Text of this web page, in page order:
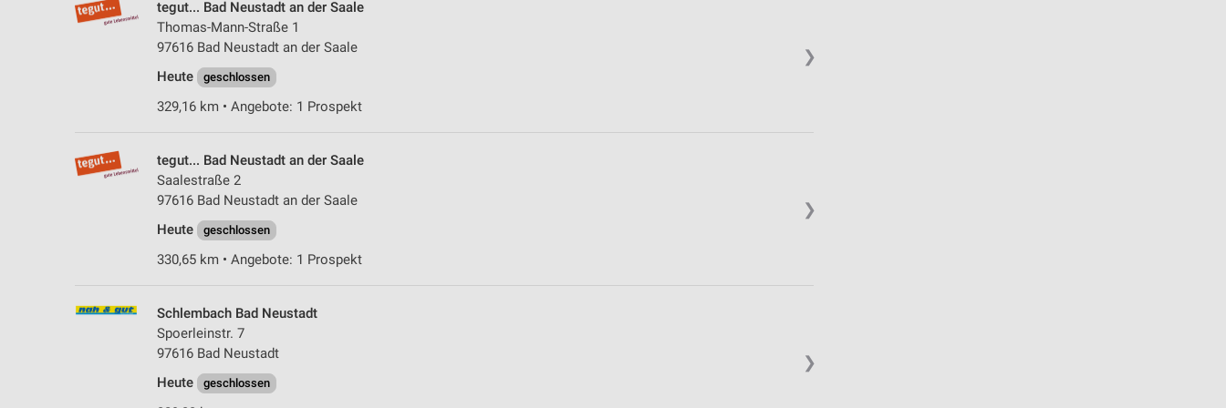
❯
tegut... Bad Neustadt an der Saale
Thomas-Mann-Straße 1
97616 Bad Neustadt an der Saale
Heute
geschlossen
329,16 km • Angebote: 1 Prospekt
❯
tegut... Bad Neustadt an der Saale
Saalestraße 2
97616 Bad Neustadt an der Saale
Heute
geschlossen
330,65 km • Angebote: 1 Prospekt
❯
Schlembach Bad Neustadt
Spoerleinstr. 7
97616 Bad Neustadt
Heute
geschlossen